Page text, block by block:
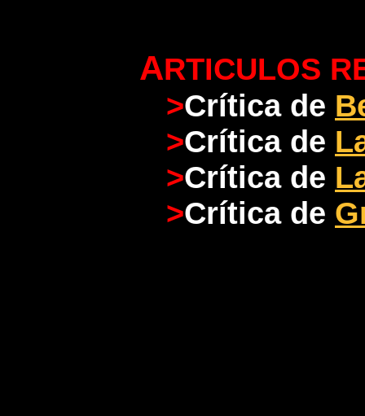
ARTICULOS
>Crítica de
>Crítica de
>Crítica de
>Crítica de